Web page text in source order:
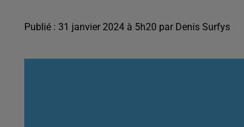
Publié : 31 janvier 2024 à 5h20 par Denis Surfys